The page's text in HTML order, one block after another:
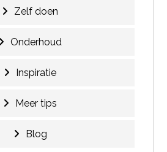
Zelf doen
Onderhoud
Inspiratie
Meer tips
Blog